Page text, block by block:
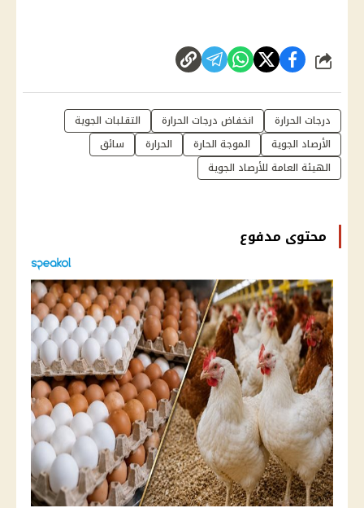
شارك
درجات الحرارة انخفاض درجات الحرارة
التقلبات الجوية
الأرصاد الجوية
الموجة الحارة الحرارة
سائق
الهيئة العامة للأرصاد الجوية
محتوى مدفوع